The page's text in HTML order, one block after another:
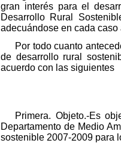
gran interés para el
Desarrollo Rural
adecuándose en cada
Por todo cuanto
de desarrollo rural
acuerdo con las siguientes
Primera. Objeto.-Es
Departamento de Medio
sostenible 2007-2009 para